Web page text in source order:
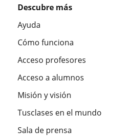
Descubre más
Ayuda
Cómo funciona
Acceso profesores
Acceso a alumnos
Misión y visión
Tusclases en el mundo
Sala de prensa